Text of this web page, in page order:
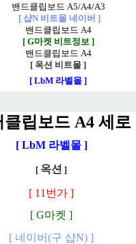
밴드클립보드 A5/A4/A3
[ 샵N 비트몰 네이버 ]
밴드클립보드 A4
[ G마켓 비트정보 ]
밴드클립보드 A4
[ 옥션 비트몰 ]
[ LbM 라벨몰 ]
클립보드 A4 세로
[ LbM 라벨몰 ]
[ 옥션 ]
[ 11번가 ]
[ G마켓 ]
[ 네이버(구 샵N) ]